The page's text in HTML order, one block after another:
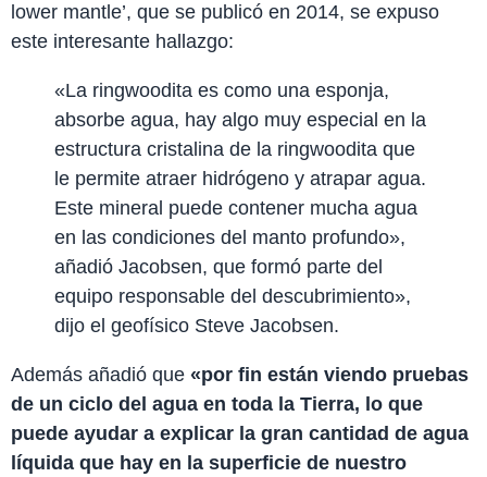
lower mantle’, que se publicó en 2014, se expuso
este interesante hallazgo:
«La ringwoodita es como una esponja,
absorbe agua, hay algo muy especial en la
estructura cristalina de la ringwoodita que
le permite atraer hidrógeno y atrapar agua.
Este mineral puede contener mucha agua
en las condiciones del manto profundo»,
añadió Jacobsen, que formó parte del
equipo responsable del descubrimiento»,
dijo el geofísico Steve Jacobsen.
Además añadió que «por fin están viendo pruebas
de un ciclo del agua en toda la Tierra, lo que
puede ayudar a explicar la gran cantidad de agua
líquida que hay en la superficie de nuestro